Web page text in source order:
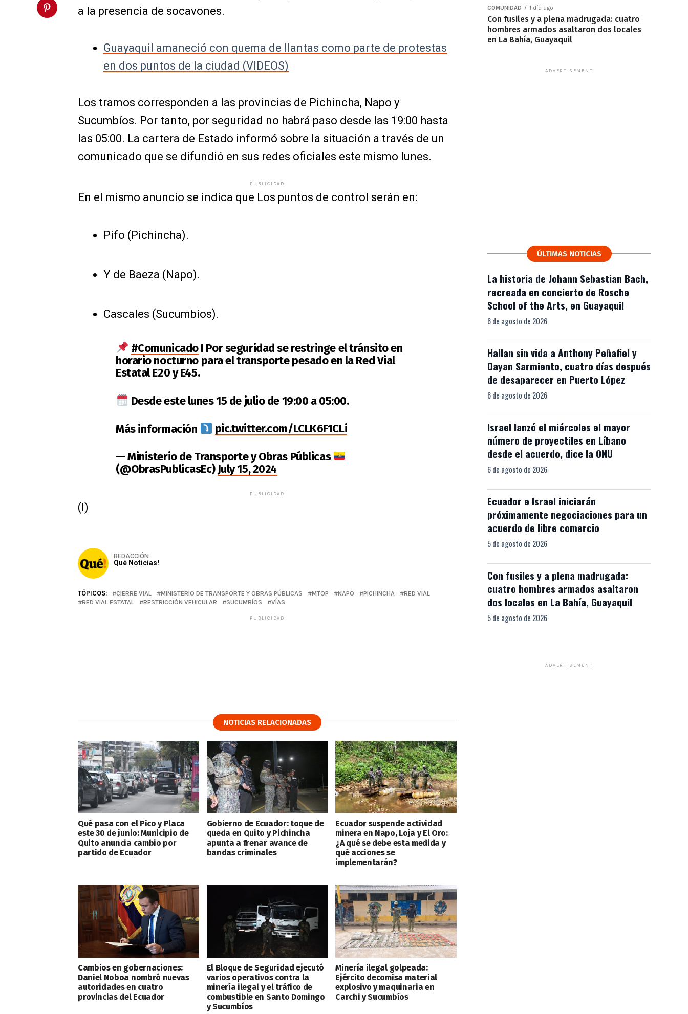
a la presencia de socavones.
Guayaquil amaneció con quema de llantas como parte de protestas
en dos puntos de la ciudad (VIDEOS)
Los tramos corresponden a las provincias de Pichincha, Napo y
Sucumbíos. Por tanto, por seguridad no habrá paso desde las 19:00 hasta
las 05:00. La cartera de Estado informó sobre la situación a través de un
comunicado que se difundió en sus redes oficiales este mismo lunes.
PUBLICIDAD
En el mismo anuncio se indica que Los puntos de control serán en:
Pifo (Pichincha).
Y de Baeza (Napo).
Cascales (Sucumbíos).
#ComunicadoI Por seguridad se restringe el tránsito en
horario nocturno para el transporte pesado en la Red Vial
Estatal E20 y E45.
Desde este lunes 15 de julio de 19:00 a 05:00.
Más información pic.twitter.com/LCLK6F1CLi
— Ministerio de Transporte y Obras Públicas
(@ObrasPublicasEc)July 15, 2024
PUBLICIDAD
(I)
REDACCIÓN
Qué Noticias!
TÓPICOS: CIERRE VIAL MINISTERIO DE TRANSPORTE Y OBRAS PÚBLICAS MTOP NAPO PICHINCHA
RED VIAL
RED VIAL ESTATAL
RESTRICCIÓN VEHICULAR SUCUMBÍOS VÍAS
PUBLICIDAD
NOTICIAS RELACIONADAS
Qué pasa con el Pico y Placa
este 30 de junio: Municipio de
Quito anuncia cambio por
partido de Ecuador
Gobierno de Ecuador: toque de
queda en Quito y Pichincha
apunta a frenar avance de
bandas criminales
Ecuador suspende actividad
minera en Napo, Loja y El Oro:
¿A qué se debe esta medida y
qué acciones se
implementarán?
Cambios en gobernaciones:
Daniel Noboa nombró nuevas
autoridades en cuatro
provincias del Ecuador
El Bloque de Seguridad ejecutó
varios operativos contra la
minería ilegal y el tráfico de
combustible en Santo Domingo
y Sucumbíos
Minería ilegal golpeada:
Ejército decomisa material
explosivo y maquinaria en
Carchi y Sucumbíos
COMUNIDAD 1 día ago
Con fusiles y a plena madrugada: cuatro
hombres armados asaltaron dos locales
en La Bahía, Guayaquil
ADVERTISEMENT
ÚLTIMAS NOTICIAS
La historia de Johann Sebastian Bach,
recreada en concierto de Rosche
School of the Arts, en Guayaquil
6 de agosto de 2026
Hallan sin vida a Anthony Peñafiel y
Dayan Sarmiento, cuatro días después
de desaparecer en Puerto López
6 de agosto de 2026
Israel lanzó el miércoles el mayor
número de proyectiles en Líbano
desde el acuerdo, dice la ONU
6 de agosto de 2026
Ecuador e Israel iniciarán
próximamente negociaciones para un
acuerdo de libre comercio
5 de agosto de 2026
Con fusiles y a plena madrugada:
cuatro hombres armados asaltaron
dos locales en La Bahía, Guayaquil
5 de agosto de 2026
ADVERTISEMENT